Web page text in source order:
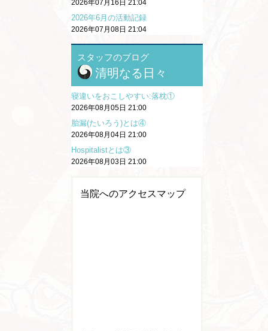
2026年07月16日 21:04
2026年6月の活動記録
2026年07月08日 21:04
スタッフのブログ
清明なる日々
寝違いをおこしやすい:落枕①
2026年08月05日 21:00
胎漏(たいろう)とは④
2026年08月04日 21:00
Hospitalistとは③
2026年08月03日 21:00
当院へのアクセスマップ